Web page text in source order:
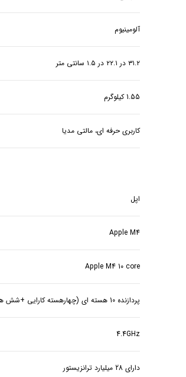
آلومینیوم
۳۱.۲ در ۲۲.۱ در ۱.۵ سانتی متر
1.55 کیلوگرم
کاربری حرفه ای، مالتی مدیا
اپل
Apple M4
Apple M4 10 core
پردازنده 10 هسته ای (چهارهسته کارایی +شش هسته بهره وری)
4.4GHz
دارای 28 میلیارد ترانزیستور